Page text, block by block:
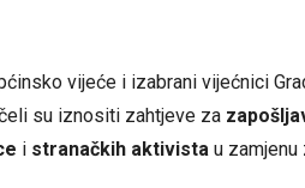
vijeće i izabrani vijećnici
su iznositi zahtjeve za
i stranačkih aktivista u zamjenu